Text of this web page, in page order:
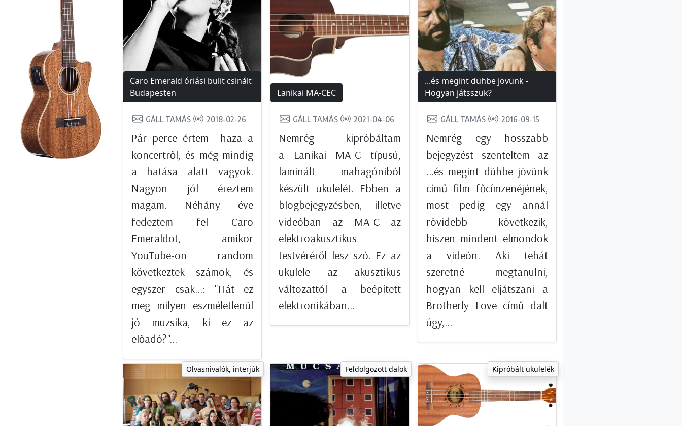
Caro Emerald óriási bulit csinált
Budapesten
GÁLL TAMÁS 2018-02-26
Pár perce értem haza a
koncertről, és még mindig
a hatása alatt vagyok.
Nagyon jól éreztem
magam. Néhány éve
fedeztem fel Caro
Emeraldot, amikor
YouTube-on random
következtek számok, és
egyszer csak...: "Hát ez
meg milyen eszméletlenül
jó muzsika, ki ez az
előadó?"...
Lanikai MA-CEC
GÁLL TAMÁS 2021-04-06
Nemrég kipróbáltam
a Lanikai MA-C típusú,
laminált mahagóniból
készült ukulelét. Ebben a
blogbejegyzésben, illetve
videóban az MA-C az
elektroakusztikus
testvéréről lesz szó. Ez az
ukulele az akusztikus
változattól a beépített
elektronikában...
...és megint dühbe jövünk -
Hogyan játsszuk?
GÁLL TAMÁS 2016-09-15
Nemrég egy hosszabb
bejegyzést szenteltem az
...és megint dühbe jövünk
című film főcímzenéjének,
most pedig egy annál
rövidebb következik,
hiszen mindent elmondok
a videón. Aki tehát
szeretné megtanulni,
hogyan kell eljátszani a
Brotherly Love című dalt
úgy,...
Olvasnivalók, interjúk Feldolgozott dalok Kipróbált ukulelék